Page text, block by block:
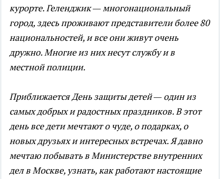
курорте. Геленджик — многонациональный
город, здесь проживают представители более 80
национальностей, и все они живут очень
дружно. Многие из них несут службу и в
местной полиции.
Приближается День защиты детей — один из
самых добрых и радостных праздников. В этот
день все дети мечтают о чуде, о подарках, о
новых друзьях и интересных встречах. Я давно
мечтаю побывать в Министерстве внутренних
дел в Москве, узнать, как работают настоящие